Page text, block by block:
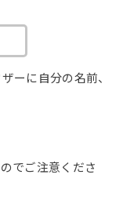
ーに自分の名前、
でご注意くださ